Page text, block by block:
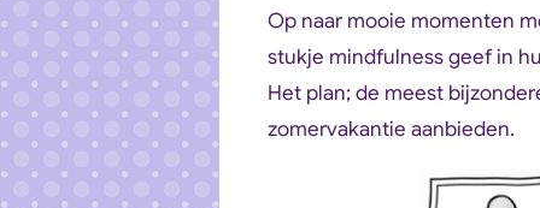
Op naar mooie momenten
stukje mindfulness geef in
Het plan; de meest
zomervakantie aanbieden.